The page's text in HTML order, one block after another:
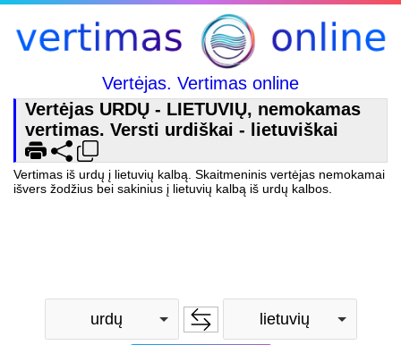
Vertėjas. Vertimas online
Vertėjas URDŲ - LIETUVIŲ, nemokamas
vertimas. Versti urdiškai - lietuviškai
Vertimas iš urdų į lietuvių kalbą. Skaitmeninis vertėjas nemokamai
išvers žodžius bei sakinius į lietuvių kalbą iš urdų kalbos.
urdų lietuvių